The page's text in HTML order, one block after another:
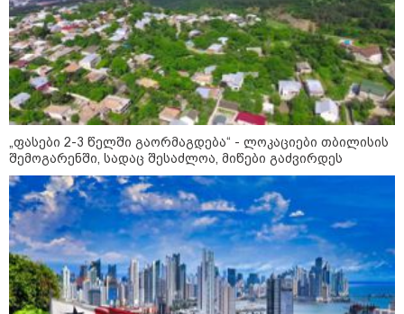
7
აგვისტო
დღის ზოგადი
ასტროლოგიური
პროგნოზი
ეს დღე გამოირჩევა სტაბილური და მშვიდი ენერგიით. კარგი
პერიოდია დაწყებული საქმეების ბოლომდე მოსაყვანად,
ფინანსური საკითხების გადასამოწმებლად და სამუშაო
სივრცის მოწესრიგებისთვის. თანმიმდევრული მოქმედება და
პრაქტიკული მიდგომა სასურველ შედეგს უდანაკარგოდ
მოგიტანთ.
„ფასები 2-3 წელში გაორმაგდება“ - ლოკაციები თბილისის
შემოგარენში, სადაც შესაძლოა, მიწები გაძვირდეს